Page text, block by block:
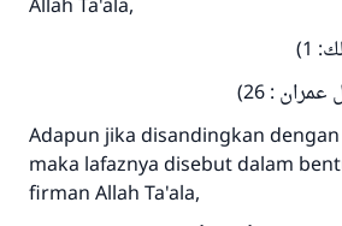
1)
: 26)
Adapun jika disandingkan
maka lafaznya disebut dalam
firman Allah Ta'ala,